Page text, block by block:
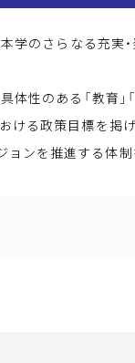
学のさらなる充実
体性のある「教育
ける政策目標を掲
ンを推進する体制